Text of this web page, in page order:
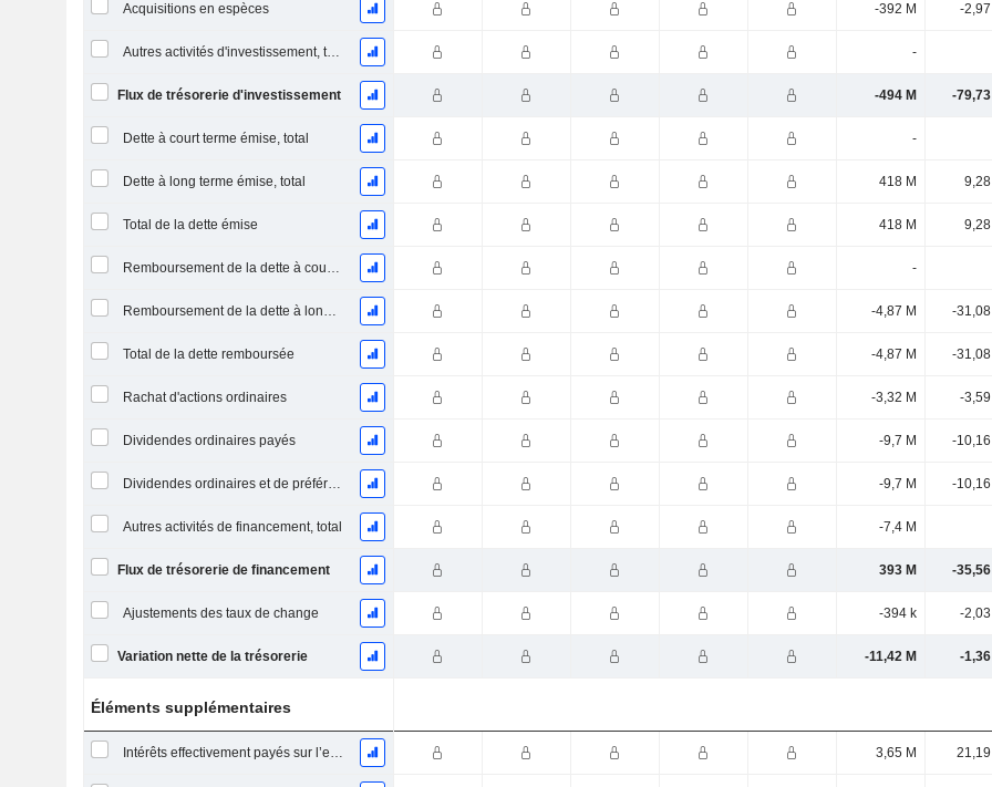
Acquisitions en espèces -392 M -2,97
Autres activités d'investissement, total -
Flux de trésorerie d'investissement -494 M -79,73
Dette à court terme émise, total -
Dette à long terme émise, total 418 M 9,28
Total de la dette émise 418 M 9,28
Remboursement de la dette à court terme, total -
Remboursement de la dette à long terme, total -4,87 M -31,08
Total de la dette remboursée -4,87 M -31,08
Rachat d'actions ordinaires -3,32 M -3,59
Dividendes ordinaires payés -9,7 M -10,16
Dividendes ordinaires et de préférence payés -9,7 M -10,16
Autres activités de financement, total -7,4 M
Flux de trésorerie de financement 393 M -35,56
Ajustements des taux de change -394 k -2,03
Variation nette de la trésorerie -11,42 M -1,36
Éléments supplémentaires
Intérêts effectivement payés sur l’exercice 3,65 M 21,19